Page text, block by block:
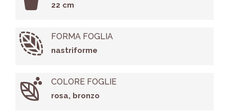
22 cm
FORMA FOGLIA
nastriforme
COLORE FOGLIE
rosa, bronzo